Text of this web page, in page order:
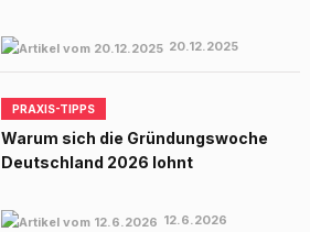
20.12.2025
PRAXIS-TIPPS
Warum sich die Gründungswoche
Deutschland 2026 lohnt
12.6.2026